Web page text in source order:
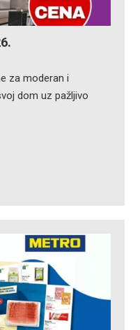
za moderan i
dom uz pažljivo